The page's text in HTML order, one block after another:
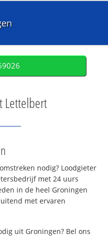
Lettelbert
nodig? Loodgieter
met 24 uurs
in de heel Groningen
met ervaren
uit Groningen? Bel ons